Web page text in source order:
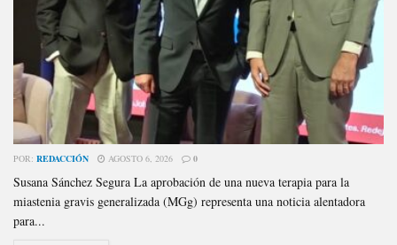
POR: REDACCIÓN AGOSTO 6, 2026 0
Susana Sánchez Segura La aprobación de una nueva terapia para la
miastenia gravis generalizada (MGg) representa una noticia alentadora
para...